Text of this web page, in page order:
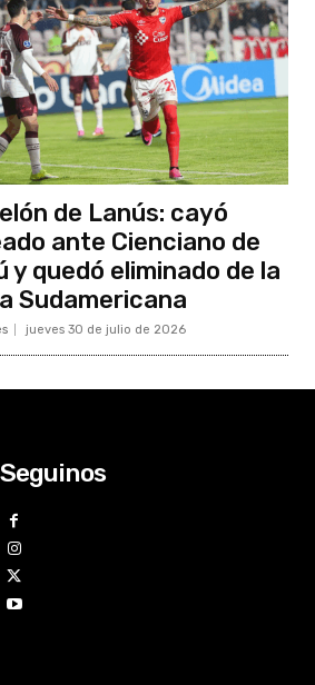
de Lanús: cayó
ante Cienciano de
y quedó eliminado de la
Sudamericana
jueves 30 de julio de 2026
Seguinos